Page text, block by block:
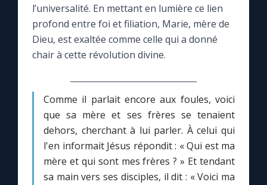
Prier au quotidien
Avec Thérèse de Lisieux
L'Évangile chaque jour
Les premiers samedis du mois
Marie qui défait les nœuds
l’universalité. En mettant en lumière ce lien
profond entre foi et filiation, Marie, mère de
Dieu, est exaltée comme celle qui a donné
chair à cette révolution divine.
Comme il parlait encore aux foules, voici
que sa mère et ses frères se tenaient
dehors, cherchant à lui parler. À celui qui
l'en informait Jésus répondit : « Qui est ma
mère et qui sont mes frères ? » Et tendant
sa main vers ses disciples, il dit : « Voici ma